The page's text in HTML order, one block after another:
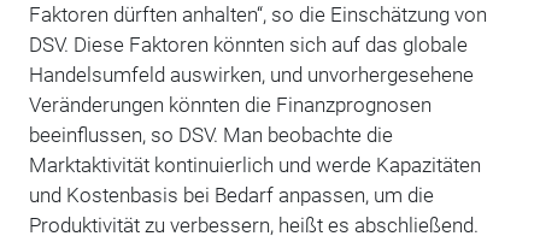
Faktoren dürften anhalten“, so die Einschätzung von
DSV. Diese Faktoren könnten sich auf das globale
Handelsumfeld auswirken, und unvorhergesehene
Veränderungen könnten die Finanzprognosen
beeinflussen, so DSV. Man beobachte die
Marktaktivität kontinuierlich und werde Kapazitäten
und Kostenbasis bei Bedarf anpassen, um die
Produktivität zu verbessern, heißt es abschließend.